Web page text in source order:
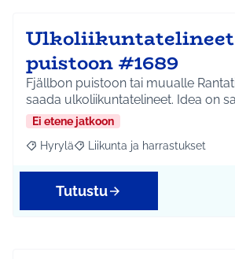
puistoon #1689
Fjällbon puistoon tai muualle
saada
Ei etene jatkoon
Rajaa tulokset aihepiirin mukaan: Hyrylä
Hyrylä Rajaa tulokset teeman
Liikunta ja harrastukset
Tutustu